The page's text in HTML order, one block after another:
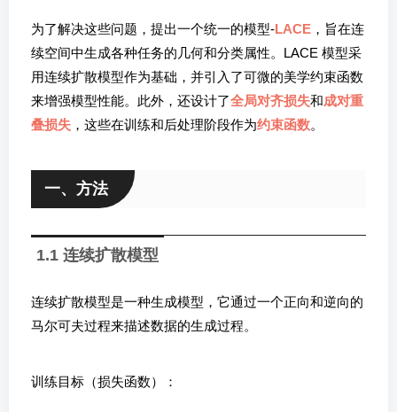
为了解决这些问题，提出一个统一的模型-LACE ，旨在连
续空间中生成各种任务的几何和分类属性。LACE 模型采
用连续扩散模型作为基础，并引入了可微的美学约束函数
来增强模型性能。此外，还设计了全局对齐损失和成对重
叠损失 ，这些在训练和后处理阶段作为约束函数。
一、方法
1.1 连续扩散模型
连续扩散模型是一种生成模型，它通过一个正向和逆向的
马尔可夫过程来描述数据的生成过程。
训练目标（损失函数）：